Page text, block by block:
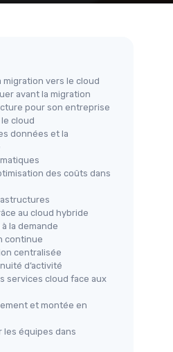
migration vers le cloud
avant la migration
pour son entreprise
cloud
données et la
des coûts dans
au cloud hybride
la demande
continue
centralisée
d’activité
services cloud face aux
et montée en
les équipes dans